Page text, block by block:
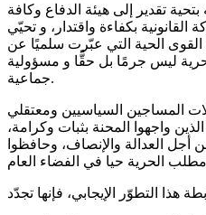
تقدير إلى هيئة الدفاع وكافة
القانونية بكفاءة واقتدار، و تحيّي
القوى الحية التي عبّرت سلميًا عن
ليس جرمًا بل حقًّا و مسؤولية
جماعية.
المساجين السياسيين ومعتقلي
واجهوا المحنة بثبات وكرامة،
أجل العدالة والإنصاف، وحافظوا